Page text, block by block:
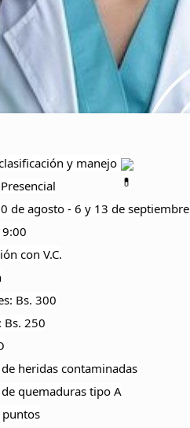
y manejo
de agosto - 6 y 13 de septiembre
con V.C.
Bs. 300
Bs. 250
heridas contaminadas
quemaduras tipo A
puntos